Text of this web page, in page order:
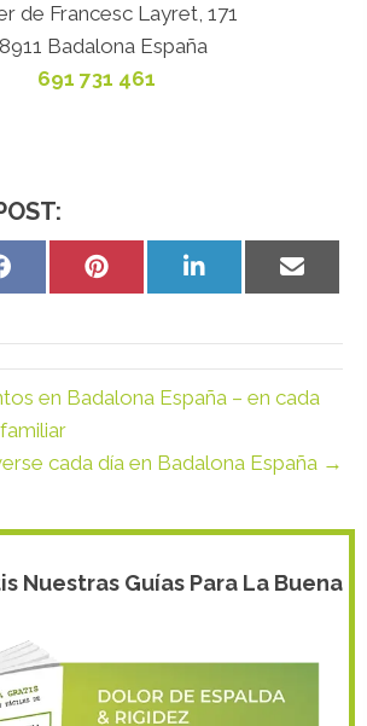
de Francesc Layret, 171
Badalona España
691 731 461
Share
Share
Share
Share
en Badalona España – en cada
cada día en Badalona España →
Nuestras Guías Para La Buena